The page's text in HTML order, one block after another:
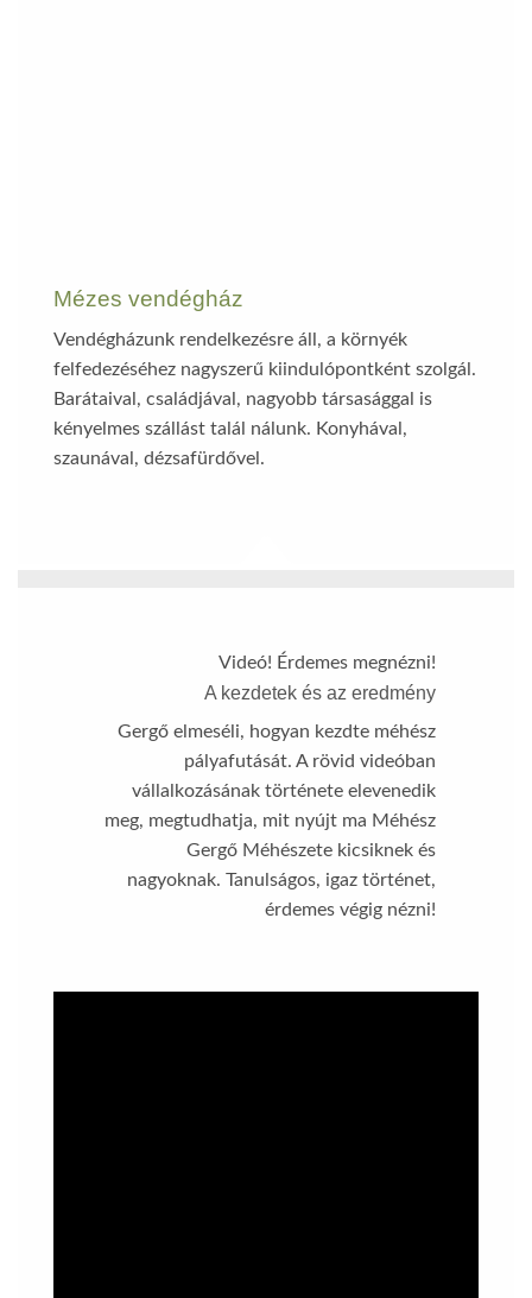
Mézes vendégház
Vendégházunk rendelkezésre áll, a környék
felfedezéséhez nagyszerű kiindulópontként szolgál.
Barátaival, családjával, nagyobb társasággal is
kényelmes szállást talál nálunk. Konyhával,
szaunával, dézsafürdővel.
Videó! Érdemes megnézni!
A kezdetek és az eredmény
Gergő elmeséli, hogyan kezdte méhész
pályafutását. A rövid videóban
vállalkozásának története elevenedik
meg, megtudhatja, mit nyújt ma Méhész
Gergő Méhészete kicsiknek és
nagyoknak. Tanulságos, igaz történet,
érdemes végig nézni!